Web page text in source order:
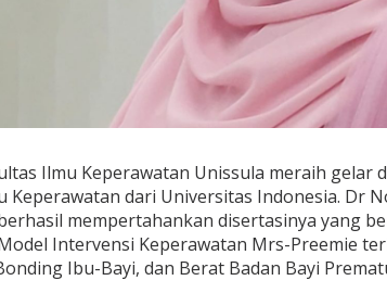
Ilmu Keperawatan Unissula meraih gelar
Keperawatan dari Universitas Indonesia. Dr
mempertahankan disertasinya yang
Intervensi Keperawatan Mrs-Preemie
Ibu-Bayi, dan Berat Badan Bayi